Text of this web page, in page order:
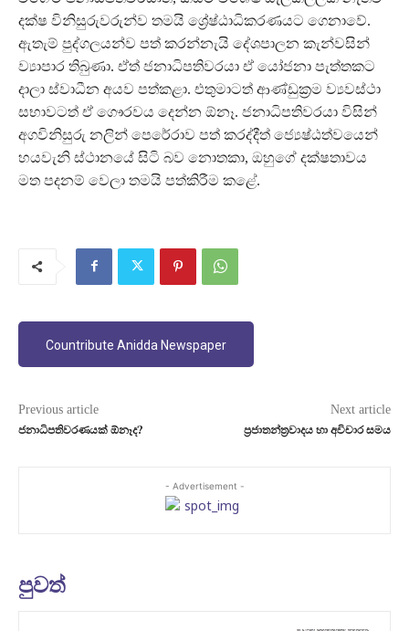
දක්ෂ විනිසුරුවරුන්ව තමයි ශ්‍රේෂ්ඨාධිකරණයට ගෙනාවේ.
ඇතැම් පුද්ගලයන්ව පත් කරන්නැයි දේශපාලන කැන්වසින්
ව්‍යාපාර තිබුණා. ඒත් ජනාධිපතිවරයා ඒ යෝජනා පැත්තකට
දාලා ස්වාධීන අයව පත්කළා. එතුමාටත් ආණ්ඩුක්‍රම ව්‍යවස්ථා
සභාවටත් ඒ ගෞරවය දෙන්න ඕනෑ. ජනාධිපතිවරයා විසින්
අගවිනිසුරු නලින් පෙරේරාව පත් කරද්දීත් ජ්‍යෙෂ්ඨත්වයෙන්
හයවැනි ස්ථානයේ සිටි බව නොතකා, ඔහුගේ දක්ෂතාවය
මත පදනම් වෙලා තමයි පත්කිරීම කළේ.
Countribute Anidda Newspaper
Previous article
ජනාධිපතිවරණයක් ඕනෑද?
Next article
ප්‍රජාතන්ත්‍රවාදය හා අවිචාර සමය
- Advertisement -
පුවත්